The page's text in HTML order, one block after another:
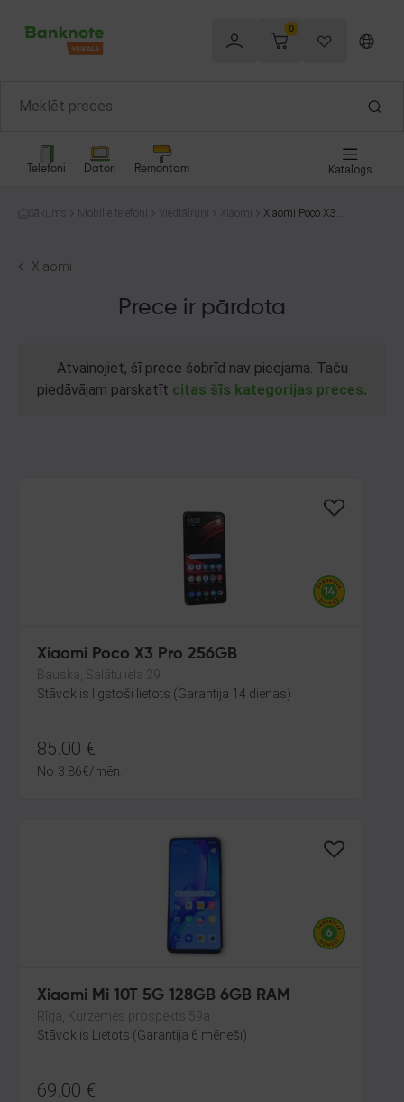
0
Telefoni Datori Remontam Katalogs
Sākums Mobilie telefoni Viedtālruņi Xiaomi
Xiaomi Poco X3
Xiaomi
Prece ir pārdota
Atvainojiet, šī prece šobrīd nav pieejama. Taču
piedāvājam parskatīt citas šīs kategorijas preces.
Xiaomi Poco X3 Pro 256GB
Bauska, Salātu iela 29
Stāvoklis Ilgstoši lietots (Garantija 14 dienas)
85.00 €
No 3.86€/mēn.
Xiaomi Mi 10T 5G 128GB 6GB RAM
Rīga, Kurzemes prospekts 59a
Stāvoklis Lietots (Garantija 6 mēneši)
69.00 €